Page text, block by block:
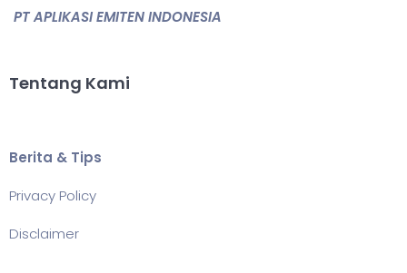
PT APLIKASI EMITEN INDONESIA
Tentang Kami
Berita & Tips
Privacy Policy
Disclaimer